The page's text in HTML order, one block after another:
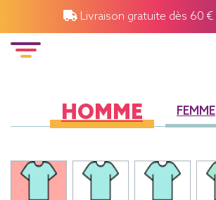
Livraison gratuite dès 60 €
HOMME FEMME